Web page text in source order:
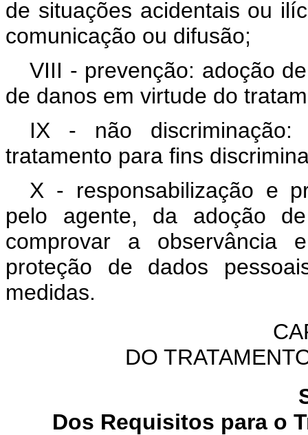
de situações acidentais ou
comunicação ou difusão;
VIII - prevenção: adoção
de danos em virtude do
IX - não discriminação:
tratamento para fins
X - responsabilização e
pelo agente, da adoção
comprovar a observância
proteção de dados
medidas.
DO
Dos Requisitos para o